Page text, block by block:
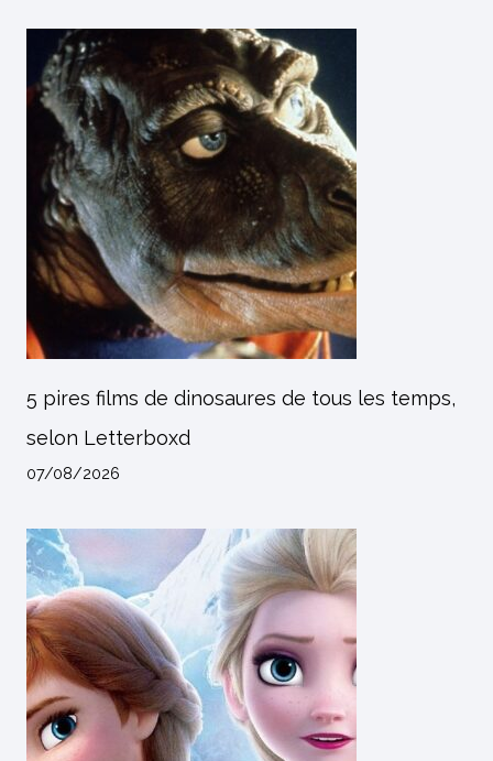
5 pires films de dinosaures de tous les temps,
selon Letterboxd
07/08/2026